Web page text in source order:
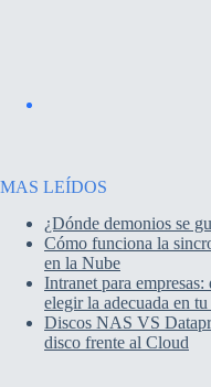
MAS LEÍDOS
¿Dónde demonios se
Cómo funciona la
en la Nube
Intranet para
elegir la adecuada en
Discos NAS VS
disco frente al Cloud